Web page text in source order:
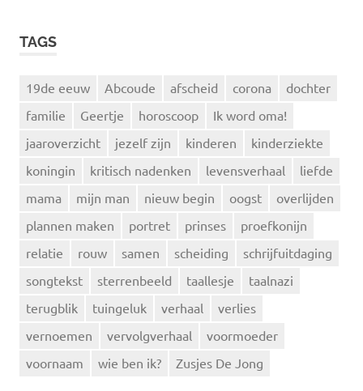
TAGS
19de eeuw Abcoude afscheid corona
dochter
familie
Geertje horoscoop
Ik word oma!
jaaroverzicht
jezelf zijn kinderen
kinderziekte
koningin
kritisch nadenken levensverhaal
liefde
mama
mijn man nieuw begin oogst
overlijden
plannen maken
portret prinses
proefkonijn
relatie
rouw samen scheiding
schrijfuitdaging
songtekst
sterrenbeeld taallesje
taalnazi
terugblik
tuingeluk verhaal
verlies
vernoemen
vervolgverhaal
voormoeder
voornaam
wie ben ik? Zusjes De Jong